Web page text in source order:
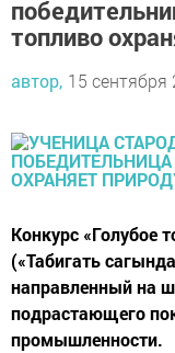
топливо
автор, 15 сентября
Конкурс «Голубое
(«Табигать
направленный на
подрастающего
промышленности.